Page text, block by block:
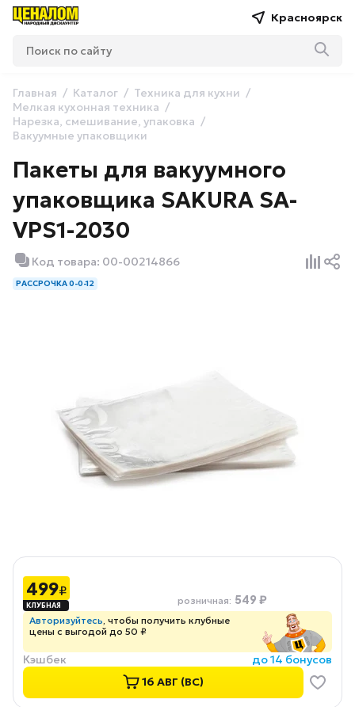
Красноярск
Главная Каталог
Техника для кухни
Мелкая кухонная техника
Нарезка, смешивание, упаковка
Вакуумные упаковщики
Пакеты для вакуумного
упаковщика SAKURA SA-
VPS1-2030
Код товара: 00-00214866
РАССРОЧКА 0-0-12
499₽
розничная: 549 ₽
Авторизуйтесь, чтобы получить клубные
цены с выгодой до 50 ₽
Кэшбек
до 14 бонусов
16 АВГ (ВС)